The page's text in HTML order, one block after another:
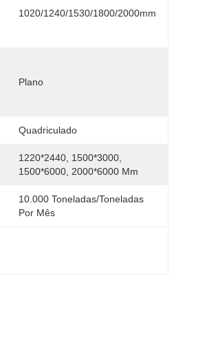
1020/1240/1530/1800/2000mm
Plano
Quadriculado
1220*2440, 1500*3000,
1500*6000, 2000*6000 Mm
10.000 Toneladas/toneladas
Por Mês